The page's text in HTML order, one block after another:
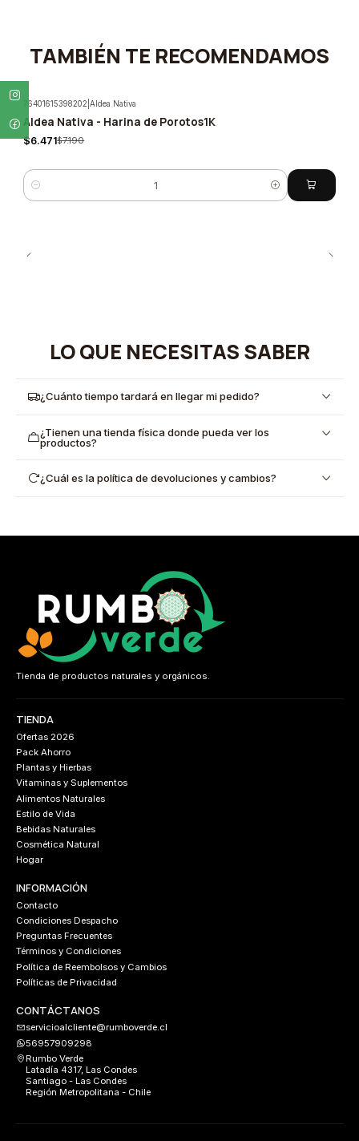
TAMBIÉN TE RECOMENDAMOS
-10%
76401615398202 |Aldea Nativa
Aldea Nativa - Harina de Porotos1K
$6.471$7.190
Cantidad
LO QUE NECESITAS SABER
¿Cuánto tiempo tardará en llegar mi pedido?
¿Tienen una tienda física donde pueda ver los
productos?
¿Cuál es la política de devoluciones y cambios?
Tienda de productos naturales y orgánicos.
TIENDA
Ofertas 2026
Pack Ahorro
Plantas y Hierbas
Vitaminas y Suplementos
Alimentos Naturales
Estilo de Vida
Bebidas Naturales
Cosmética Natural
Hogar
INFORMACIÓN
Contacto
Condiciones Despacho
Preguntas Frecuentes
Términos y Condiciones
Política de Reembolsos y Cambios
Políticas de Privacidad
CONTÁCTANOS
servicioalcliente@rumboverde.cl
56957909298
Rumbo Verde
Latadía 4317, Las Condes
Santiago - Las Condes
Región Metropolitana - Chile